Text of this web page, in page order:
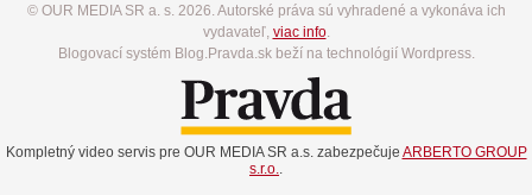
© OUR MEDIA SR a. s. 2026. Autorské práva sú vyhradené a vykonáva ich
vydavateľ, viac info.
Blogovací systém Blog.Pravda.sk beží na technológií Wordpress.
Kompletný video servis pre OUR MEDIA SR a.s. zabezpečuje ARBERTO GROUP
s.r.o.